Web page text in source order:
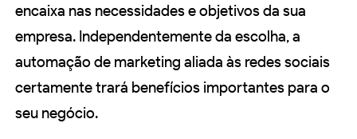
encaixa nas necessidades e objetivos da sua
empresa. Independentemente da escolha, a
automação de marketing aliada às redes sociais
certamente trará benefícios importantes para o
seu negócio.